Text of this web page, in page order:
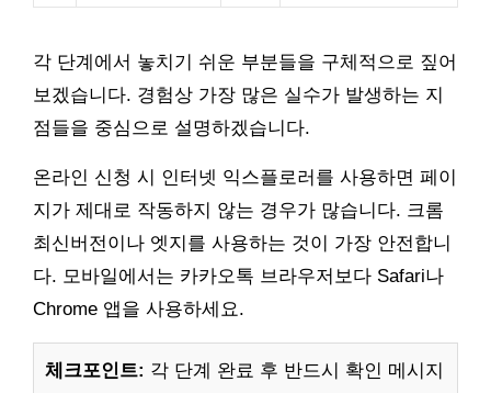
각 단계에서 놓치기 쉬운 부분들을 구체적으로 짚어
보겠습니다. 경험상 가장 많은 실수가 발생하는 지
점들을 중심으로 설명하겠습니다.
온라인 신청 시 인터넷 익스플로러를 사용하면 페이
지가 제대로 작동하지 않는 경우가 많습니다. 크롬
최신버전이나 엣지를 사용하는 것이 가장 안전합니
다. 모바일에서는 카카오톡 브라우저보다 Safari나
Chrome 앱을 사용하세요.
체크포인트: 각 단계 완료 후 반드시 확인 메시지